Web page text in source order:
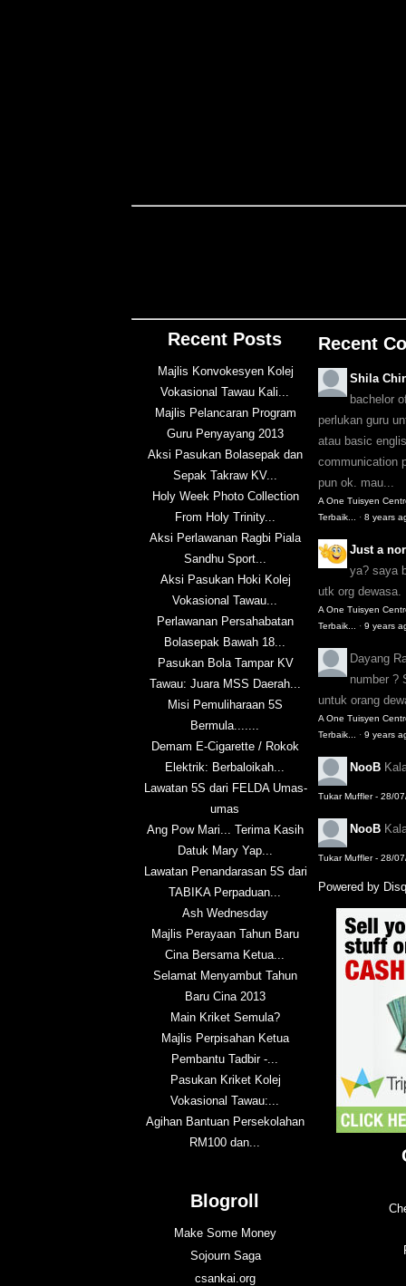
Recent Posts
Majlis Konvokesyen Kolej
Vokasional Tawau Kali...
Majlis Pelancaran Program
Guru Penyayang 2013
Aksi Pasukan Bolasepak dan
Sepak Takraw KV...
Holy Week Photo Collection
From Holy Trinity...
Aksi Perlawanan Ragbi Piala
Sandhu Sport...
Aksi Pasukan Hoki Kolej
Vokasional Tawau...
Perlawanan Persahabatan
Bolasepak Bawah 18...
Pasukan Bola Tampar KV
Tawau: Juara MSS Daerah...
Misi Pemuliharaan 5S
Bermula.......
Demam E-Cigarette / Rokok
Elektrik: Berbaloikah...
Lawatan 5S dari FELDA Umas-
umas
Ang Pow Mari... Terima Kasih
Datuk Mary Yap...
Lawatan Penandarasan 5S dari
TABIKA Perpaduan...
Ash Wednesday
Majlis Perayaan Tahun Baru
Cina Bersama Ketua...
Selamat Menyambut Tahun
Baru Cina 2013
Main Kriket Semula?
Majlis Perpisahan Ketua
Pembantu Tadbir -...
Pasukan Kriket Kolej
Vokasional Tawau:...
Agihan Bantuan Persekolahan
RM100 dan...
Blogroll
Make Some Money
Sojourn Saga
csankai.org
Recent
Shila
bachelor
perlukan guru
atau basic
communication
pun ok. mau...
A One Tuisyen
Terbaik...
·8 years
Just a
ya? saya
utk org dewasa.
A One Tuisyen
Terbaik...
·9 years
Dayang
number ?
untuk orang
A One Tuisyen
Terbaik...
·9 years
NooB
Tukar Muffler - 28/
NooB
Tukar Muffler - 28/
Powered by